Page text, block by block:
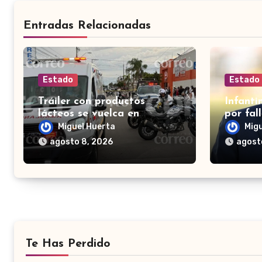
Entradas Relacionadas
Estado
Tráiler con productos
lácteos se vuelca en
Irapuato; vecinos roban
carga en lugar de auxiliar a
heridos
Miguel Huerta
agosto 8, 2026
Estado
por
Te Has Perdido